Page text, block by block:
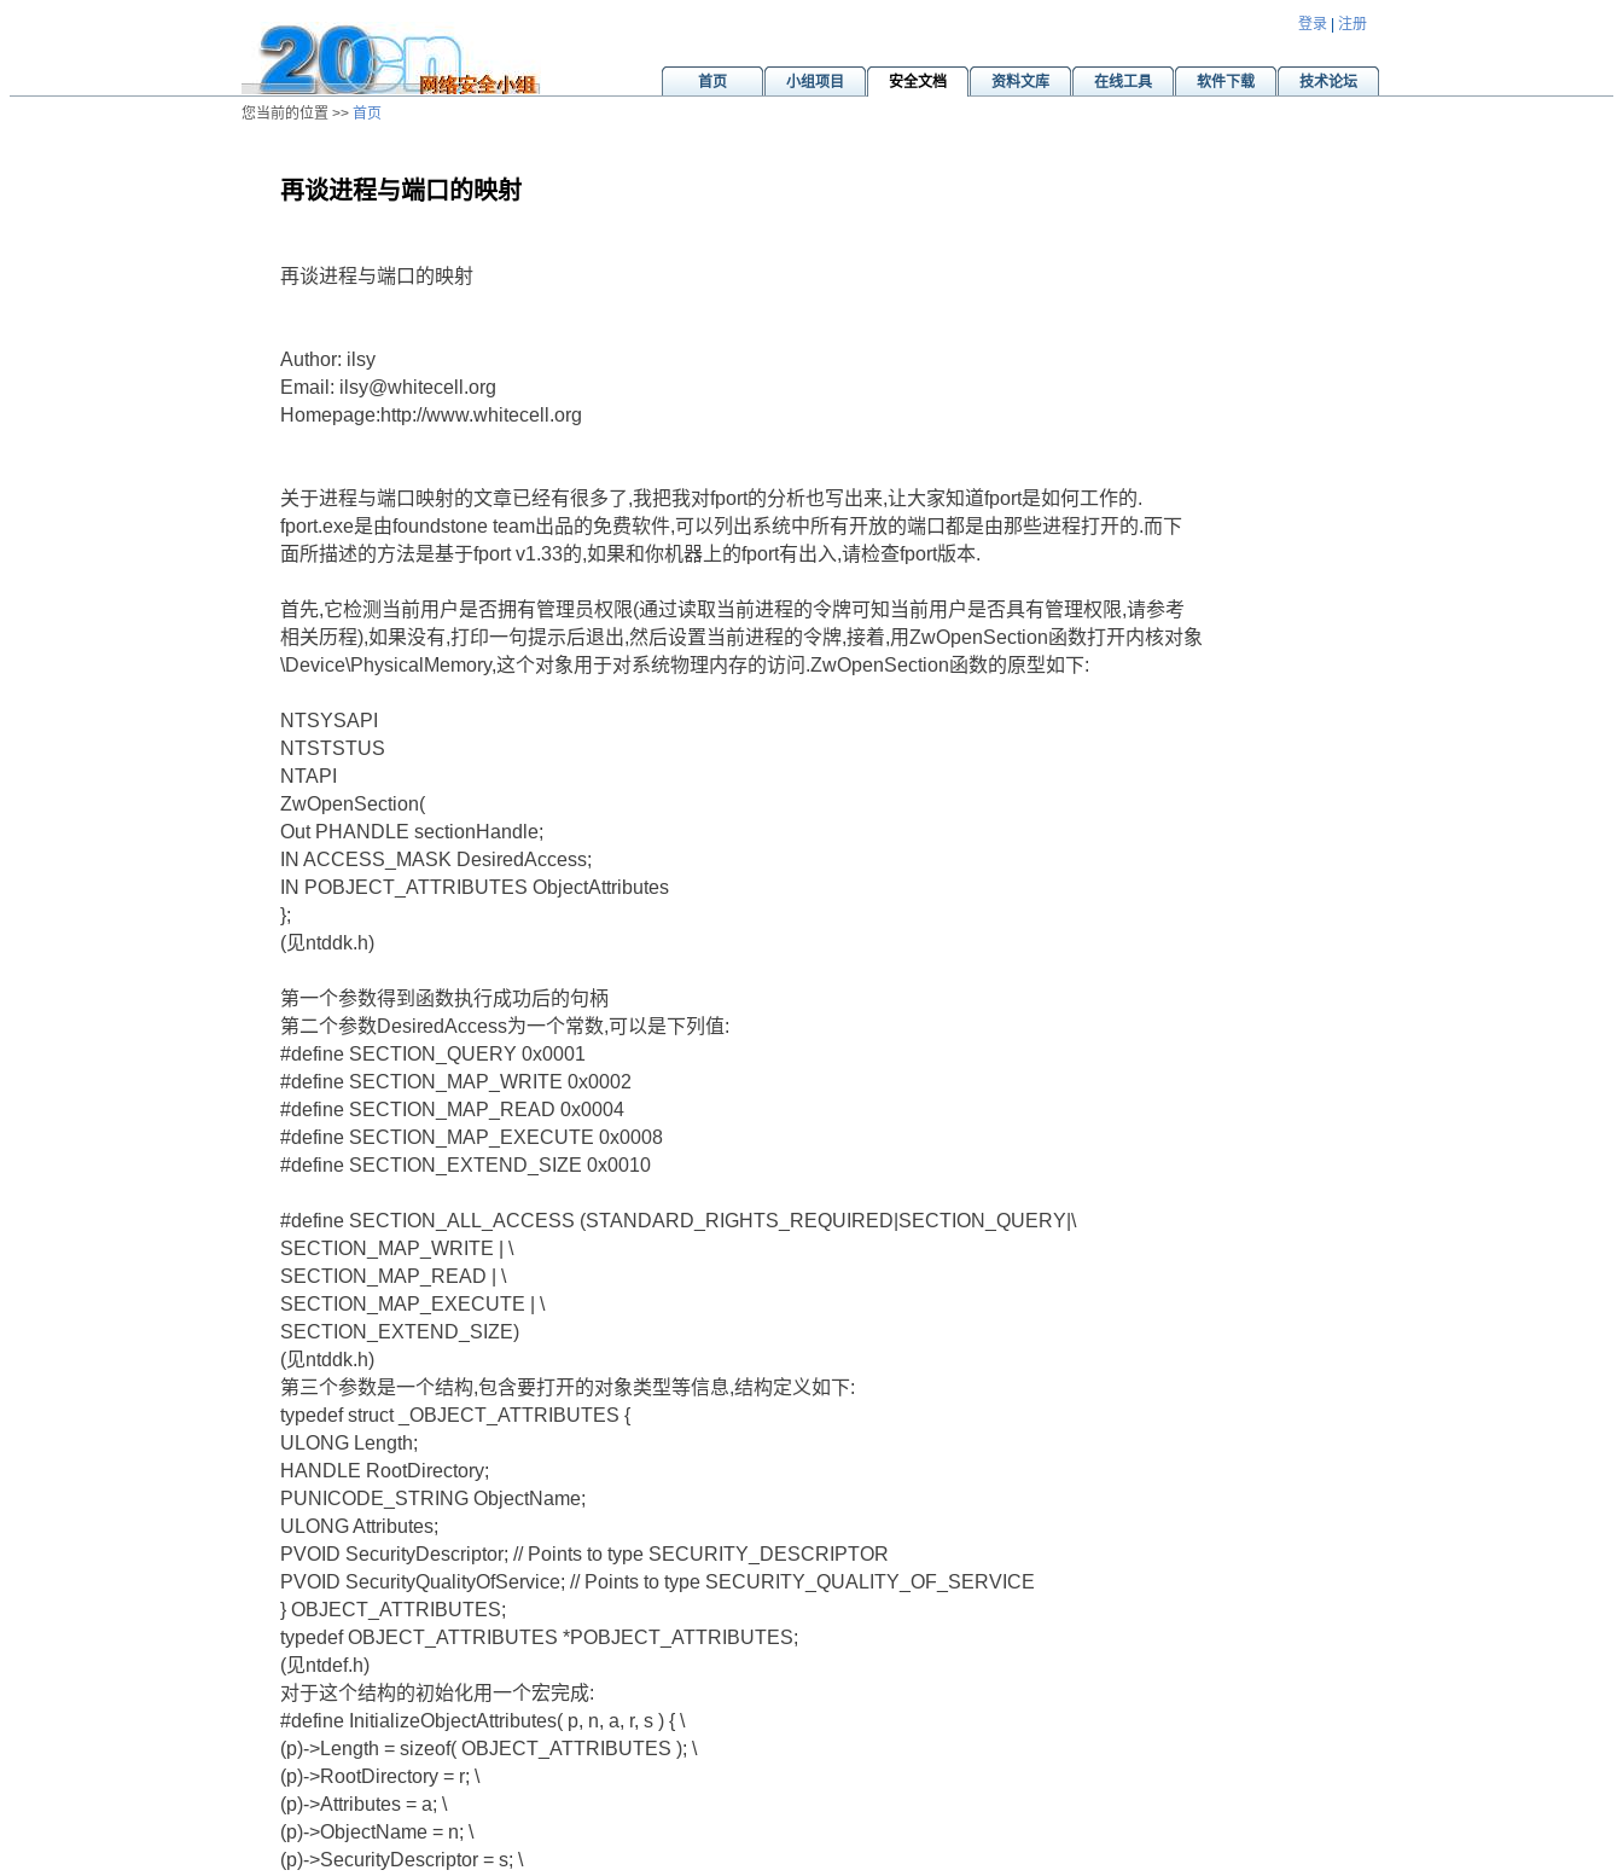
登录 注册
首页 小组项目 安全文档 资料文库 在线工具 软件下载
技术论坛
您当前的位置 >> 首页
再谈进程与端口的映射
再谈进程与端口的映射
Author: ilsy
Email: ilsy@whitecell.org
Homepage:http://www.whitecell.org
关于进程与端口映射的文章已经有很多了,我把我对fport的分析也写出来,让大家知道fport是如何工作的.
fport.exe是由foundstone team出品的免费软件,可以列出系统中所有开放的端口都是由那些进程打开的.而下
面所描述的方法是基于fport v1.33的,如果和你机器上的fport有出入,请检查fport版本.
首先,它检测当前用户是否拥有管理员权限(通过读取当前进程的令牌可知当前用户是否具有管理权限,请参考
相关历程),如果没有,打印一句提示后退出,然后设置当前进程的令牌,接着,用ZwOpenSection函数打开内核对象
\Device\PhysicalMemory,这个对象用于对系统物理内存的访问.ZwOpenSection函数的原型如下:
NTSYSAPI
NTSTSTUS
NTAPI
ZwOpenSection(
Out PHANDLE sectionHandle;
IN ACCESS_MASK DesiredAccess;
IN POBJECT_ATTRIBUTES ObjectAttributes
};
(见ntddk.h)
第一个参数得到函数执行成功后的句柄
第二个参数DesiredAccess为一个常数,可以是下列值:
#define SECTION_QUERY 0x0001
#define SECTION_MAP_WRITE 0x0002
#define SECTION_MAP_READ 0x0004
#define SECTION_MAP_EXECUTE 0x0008
#define SECTION_EXTEND_SIZE 0x0010
#define SECTION_ALL_ACCESS (STANDARD_RIGHTS_REQUIRED|SECTION_QUERY|\
SECTION_MAP_WRITE | \
SECTION_MAP_READ | \
SECTION_MAP_EXECUTE | \
SECTION_EXTEND_SIZE)
(见ntddk.h)
第三个参数是一个结构,包含要打开的对象类型等信息,结构定义如下:
typedef struct _OBJECT_ATTRIBUTES {
ULONG Length;
HANDLE RootDirectory;
PUNICODE_STRING ObjectName;
ULONG Attributes;
PVOID SecurityDescriptor; // Points to type SECURITY_DESCRIPTOR
PVOID SecurityQualityOfService; // Points to type SECURITY_QUALITY_OF_SERVICE
} OBJECT_ATTRIBUTES;
typedef OBJECT_ATTRIBUTES *POBJECT_ATTRIBUTES;
(见ntdef.h)
对于这个结构的初始化用一个宏完成:
#define InitializeObjectAttributes( p, n, a, r, s ) { \
(p)->Length = sizeof( OBJECT_ATTRIBUTES ); \
(p)->RootDirectory = r; \
(p)->Attributes = a; \
(p)->ObjectName = n; \
(p)->SecurityDescriptor = s; \